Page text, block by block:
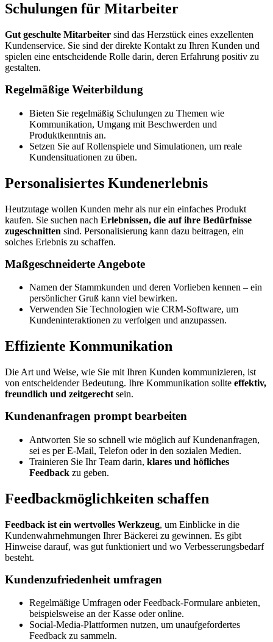
Schulungen für Mitarbeiter
Gut geschulte Mitarbeiter sind das Herzstück eines exzellenten
Kundenservice. Sie sind der direkte Kontakt zu Ihren Kunden und
spielen eine entscheidende Rolle darin, deren Erfahrung positiv zu
gestalten.
Regelmäßige Weiterbildung
Bieten Sie regelmäßig Schulungen zu Themen wie
Kommunikation, Umgang mit Beschwerden und
Produktkenntnis an.
Setzen Sie auf Rollenspiele und Simulationen, um reale
Kundensituationen zu üben.
Personalisiertes Kundenerlebnis
Heutzutage wollen Kunden mehr als nur ein einfaches Produkt
kaufen. Sie suchen nach Erlebnissen, die auf ihre Bedürfnisse
zugeschnitten sind. Personalisierung kann dazu beitragen, ein
solches Erlebnis zu schaffen.
Maßgeschneiderte Angebote
Namen der Stammkunden und deren Vorlieben kennen – ein
persönlicher Gruß kann viel bewirken.
Verwenden Sie Technologien wie CRM-Software, um
Kundeninteraktionen zu verfolgen und anzupassen.
Effiziente Kommunikation
Die Art und Weise, wie Sie mit Ihren Kunden kommunizieren, ist
von entscheidender Bedeutung. Ihre Kommunikation sollte effektiv,
freundlich und zeitgerecht sein.
Kundenanfragen prompt bearbeiten
Antworten Sie so schnell wie möglich auf Kundenanfragen,
sei es per E-Mail, Telefon oder in den sozialen Medien.
Trainieren Sie Ihr Team darin, klares und höfliches
Feedback zu geben.
Feedbackmöglichkeiten schaffen
Feedback ist ein wertvolles Werkzeug, um Einblicke in die
Kundenwahrnehmungen Ihrer Bäckerei zu gewinnen. Es gibt
Hinweise darauf, was gut funktioniert und wo Verbesserungsbedarf
besteht.
Kundenzufriedenheit umfragen
Regelmäßige Umfragen oder Feedback-Formulare anbieten,
beispielsweise an der Kasse oder online.
Social-Media-Plattformen nutzen, um unaufgefordertes
Feedback zu sammeln.